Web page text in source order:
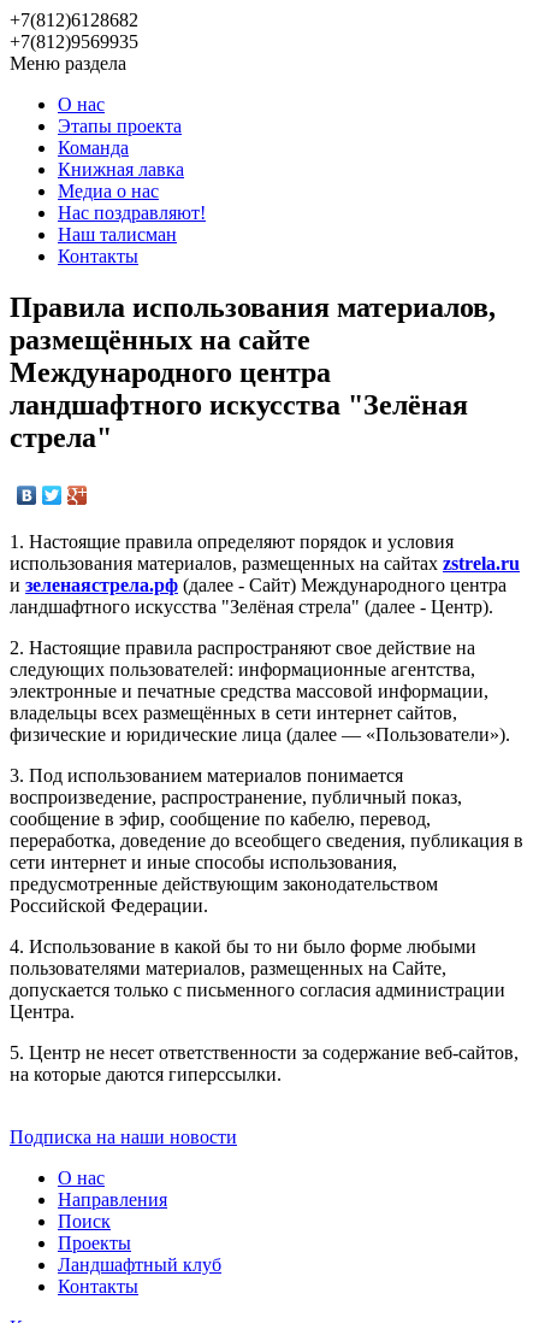
+7(812)6128682
+7(812)9569935
Меню раздела
О нас
Этапы проекта
Команда
Книжная лавка
Медиа о нас
Нас поздравляют!
Наш талисман
Контакты
Правила использования материалов,
размещённых на сайте
Международного центра
ландшафтного искусства "Зелёная
стрела"
1. Настоящие правила определяют порядок и условия
использования материалов, размещенных на сайтах zstrela.ru
и зеленаястрела.рф (далее - Сайт) Международного центра
ландшафтного искусства "Зелёная стрела" (далее - Центр).
2. Настоящие правила распространяют свое действие на
следующих пользователей: информационные агентства,
электронные и печатные средства массовой информации,
владельцы всех размещённых в сети интернет сайтов,
физические и юридические лица (далее — «Пользователи»).
3. Под использованием материалов понимается
воспроизведение, распространение, публичный показ,
сообщение в эфир, сообщение по кабелю, перевод,
переработка, доведение до всеобщего сведения, публикация в
сети интернет и иные способы использования,
предусмотренные действующим законодательством
Российской Федерации.
4. Использование в какой бы то ни было форме любыми
пользователями материалов, размещенных на Сайте,
допускается только с письменного согласия администрации
Центра.
5. Центр не несет ответственности за содержание веб-сайтов,
на которые даются гиперссылки.
Подписка на наши новости
О нас
Направления
Поиск
Проекты
Ландшафтный клуб
Контакты